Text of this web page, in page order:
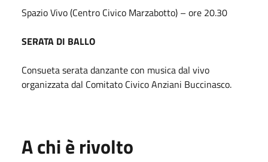
Spazio Vivo (Centro Civico Marzabotto) – ore 20.30
SERATA DI BALLO
Consueta serata danzante con musica dal vivo
organizzata dal Comitato Civico Anziani Buccinasco.
A chi è rivolto